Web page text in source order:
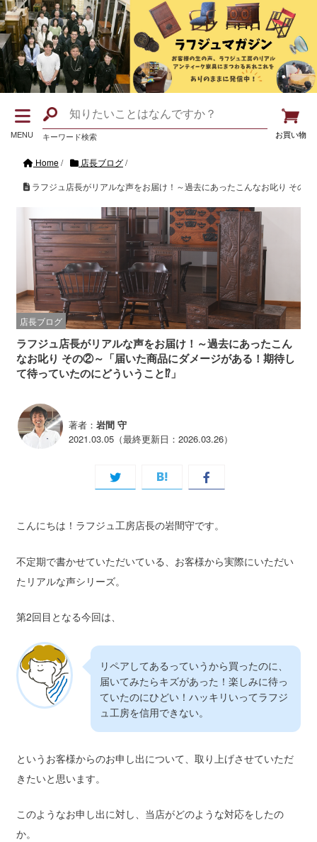
お買い物
MENU キーワード検索
Home/ 店長ブログ/
ラフジュ店長がリアルな声をお届け！～過去にあったこんなお叱り その
店長ブログ
ラフジュ店長がリアルな声をお届け！～過去にあったこん
なお叱り その②～「届いた商品にダメージがある！期待し
て待っていたのにどういうこと⁉」
著者： 岩間 守
2021.03.05（最終更新日：2026.03.26）
こんにちは！ラフジュ工房店長の岩間守です。
不定期で書かせていただいている、お客様から実際にいただい
たリアルな声シリーズ。
第2回目となる今回は、
リペアしてあるっていうから買ったのに、
届いてみたらキズがあった！楽しみに待っ
ていたのにひどい！ハッキリいってラフジ
ュ工房を信用できない。
というお客様からのお申し出について、取り上げさせていただ
きたいと思います。
このようなお申し出に対し、当店がどのような対応をしたの
か。